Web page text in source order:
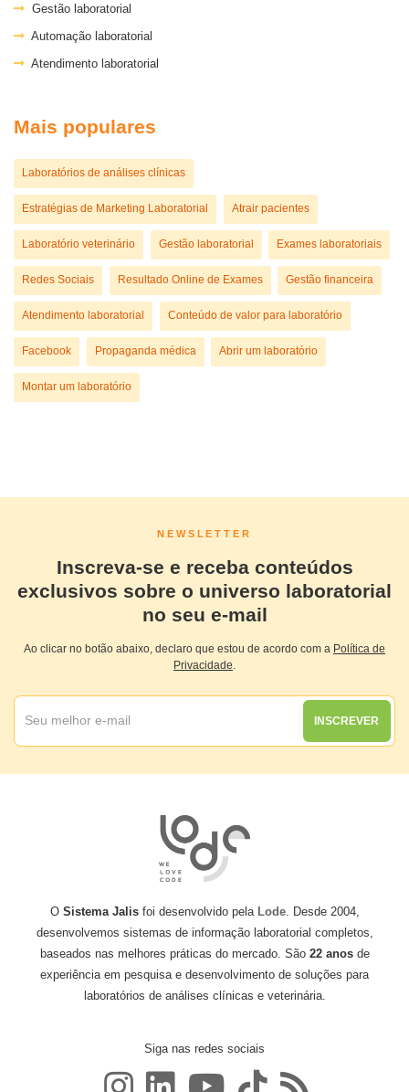
Gestão laboratorial
Automação laboratorial
Atendimento laboratorial
Mais populares
Laboratórios de análises clínicas
Estratégias de Marketing Laboratorial Atrair pacientes
Laboratório veterinário Gestão laboratorial Exames laboratoriais
Redes Sociais Resultado Online de Exames Gestão financeira
Atendimento laboratorial Conteúdo de valor para laboratório
Facebook Propaganda médica Abrir um laboratório
Montar um laboratório
NEWSLETTER
Inscreva-se e receba conteúdos
exclusivos sobre o universo laboratorial
no seu e-mail
Ao clicar no botão abaixo, declaro que estou de acordo com a Política de
Privacidade
INSCREVER
O Sistema Jalisfoi desenvolvido pela Lode. Desde 2004,
desenvolvemos sistemas de informação laboratorial completos,
baseados nas melhores práticas do mercado. São 22 anosde
experiência em pesquisa e desenvolvimento de soluções para
laboratórios de análises clínicas e veterinária.
Siga nas redes sociais